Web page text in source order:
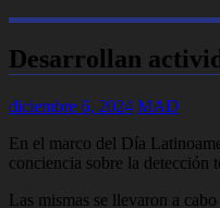
Desarrollan
diciembre 6, 2024 MAD
En el marco del Día
conciencia sobre la detección
Las mismas se llevaron a